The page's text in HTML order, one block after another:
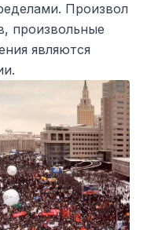
Произвол
произвольные
являются